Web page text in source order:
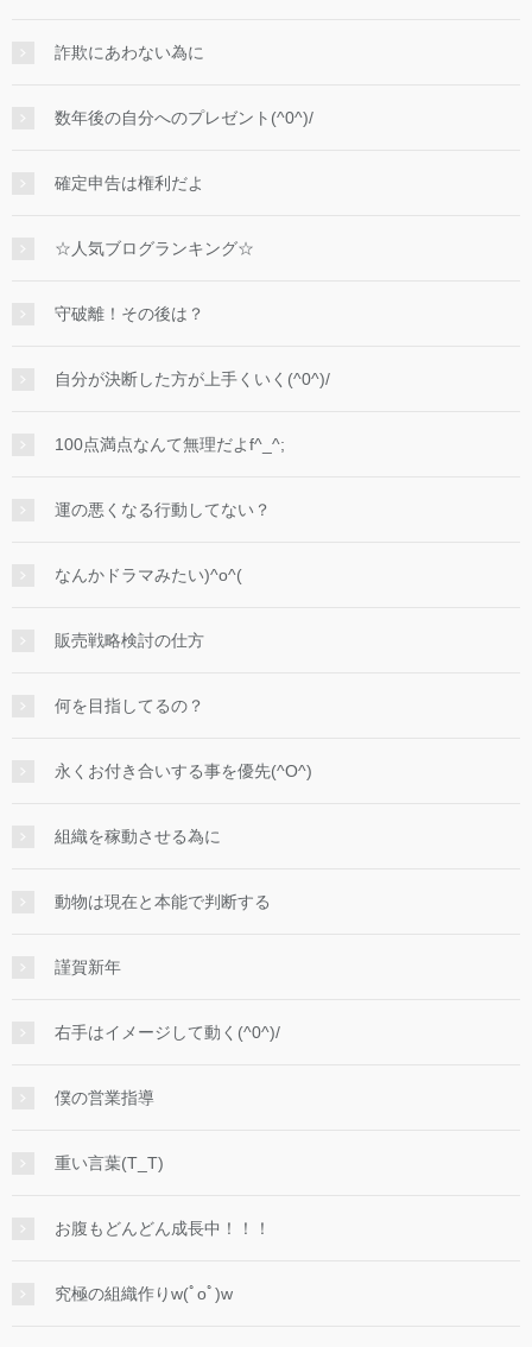
詐欺にあわない為に
数年後の自分へのプレゼント(^0^)/
確定申告は権利だよ
☆人気ブログランキング☆
守破離！その後は？
自分が決断した方が上手くいく(^0^)/
100点満点なんて無理だよf^_^;
運の悪くなる行動してない？
なんかドラマみたい)^o^(
販売戦略検討の仕方
何を目指してるの？
永くお付き合いする事を優先(^O^)
組織を稼動させる為に
動物は現在と本能で判断する
謹賀新年
右手はイメージして動く(^0^)/
僕の営業指導
重い言葉(T_T)
お腹もどんどん成長中！！！
究極の組織作りw(ﾟoﾟ)w